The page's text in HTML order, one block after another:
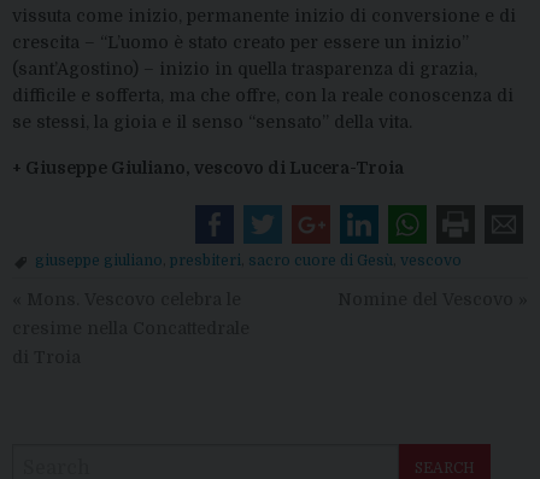
vissuta come inizio, permanente inizio di conversione e di
crescita – “L’uomo è stato creato per essere un inizio”
(sant’Agostino) – inizio in quella trasparenza di grazia,
difficile e sofferta, ma che offre, con la reale conoscenza di
se stessi, la gioia e il senso “sensato” della vita.
+ Giuseppe Giuliano, vescovo di Lucera-Troia
giuseppe giuliano presbiteri sacro cuore di Gesù vescovo
SEARCH